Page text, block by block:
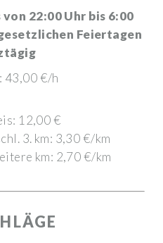
22:00 Uhr bis 6:00
Feiertagen
€/h
12,00 €
3. km: 3,30 €/km
km: 2,70 €/km